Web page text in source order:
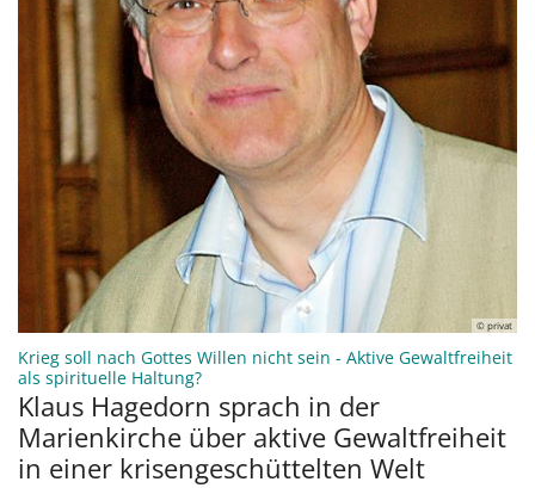
© privat
Krieg soll nach Gottes Willen nicht sein - Aktive Gewaltfreiheit
als spirituelle Haltung?:
Klaus Hagedorn sprach in der
Marienkirche über aktive Gewaltfreiheit
in einer krisengeschüttelten Welt